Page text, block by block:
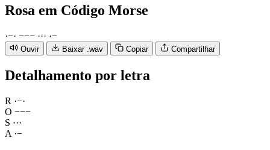
Rosa em Código Morse
·−· −−− ··· ·−
Ouvir Baixar .wav Copiar Compartilhar
Detalhamento por letra
R ·−·
O −−−
S ···
A ·−